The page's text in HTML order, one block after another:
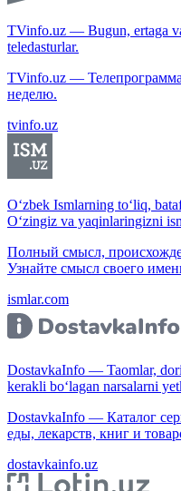
TVinfo.uz — Bugun, ertaga
teledasturlar.
TVinfo.uz —
неделю.
tvinfo.uz
O‘zbek Ismlarning to‘liq,
O‘zingiz va yaqinlaringizni
Полный смысл,
Узнайте смысл своего
ismlar.com
DostavkaInfo — Taomlar,
kerakli bo‘lagan narsalarni
DostavkaInfo — Каталог
еды, лекарств, книг и
dostavkainfo.uz